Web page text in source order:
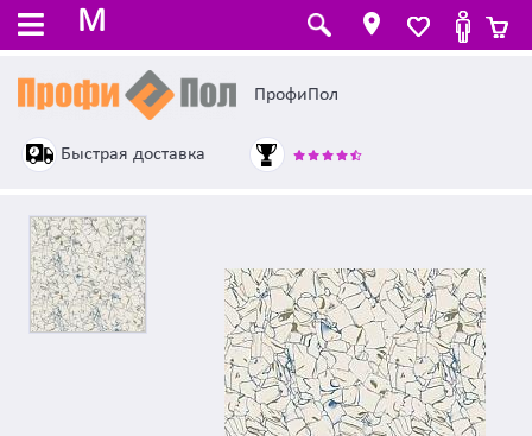
M
ПрофиПол
Быстрая доставка